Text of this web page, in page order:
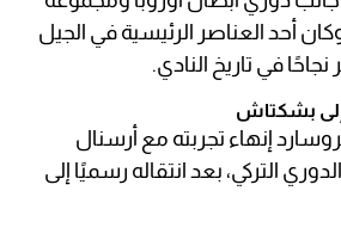
أحد العناصر الرئيسية في الجيل
نجاحًا في تاريخ النادي.
إلى بشكتاش
تروسارد إنهاء تجربته مع أرسنال
التركي، بعد انتقاله رسميًا إلى